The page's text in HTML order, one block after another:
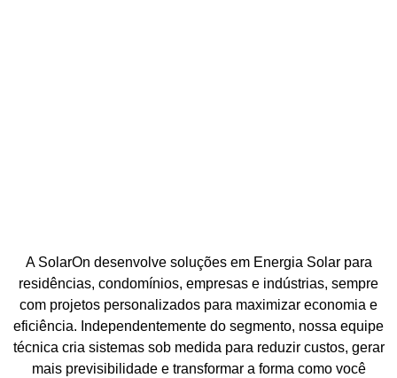
A SolarOn desenvolve soluções em Energia Solar para
residências, condomínios, empresas e indústrias, sempre
com projetos personalizados para maximizar economia e
eficiência. Independentemente do segmento, nossa equipe
técnica cria sistemas sob medida para reduzir custos, gerar
mais previsibilidade e transformar a forma como você